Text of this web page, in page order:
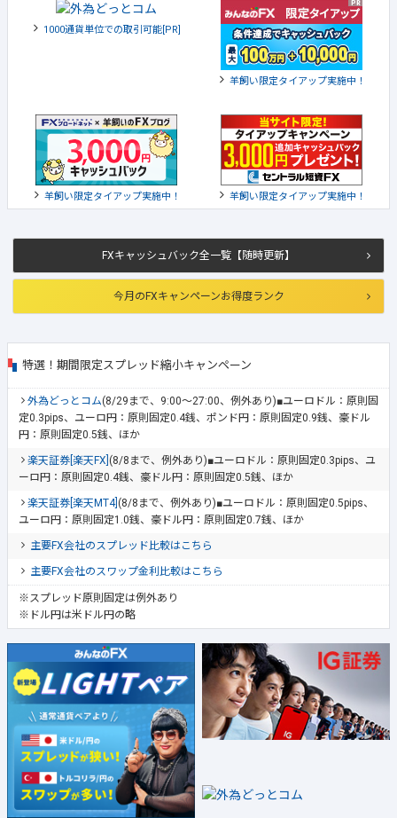
FXキャッシュバック全一覧【随時更新】
今月のFXキャンペーンお得度ランク
特選！期間限定スプレッド縮小キャンペーン
外為どっとコム(8/29まで、9:00～27:00、例外あり)■ユーロドル：原則固
定0.3pips、ユーロ円：原則固定0.4銭、ポンド円：原則固定0.9銭、豪ドル
円：原則固定0.5銭、ほか
楽天証券[楽天FX] (8/8まで、例外あり)■ユーロドル：原則固定0.3pips、ユ
ーロ円：原則固定0.4銭、豪ドル円：原則固定0.5銭、ほか
楽天証券[楽天MT4] (8/8まで、例外あり)■ユーロドル：原則固定0.5pips、
ユーロ円：原則固定1.0銭、豪ドル円：原則固定0.7銭、ほか
主要FX会社のスプレッド比較はこちら
主要FX会社のスワップ金利比較はこちら
※スプレッド原則固定は例外あり
※ドル円は米ドル円の略
1000通貨単位での取引可能[PR]
羊飼い限定タイアップ実施中！
羊飼い限定タイアップ実施中！ 羊飼い限定タイアップ実施中！